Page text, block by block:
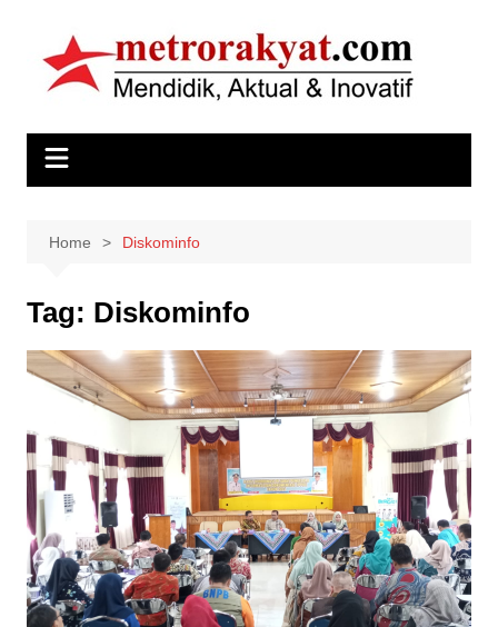
content
Home Diskominfo
Tag: Diskominfo